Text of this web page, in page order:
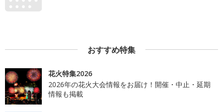
おすすめ特集
花火特集2026
2026年の花火大会情報をお届け！開催・中止・延期
情報も掲載